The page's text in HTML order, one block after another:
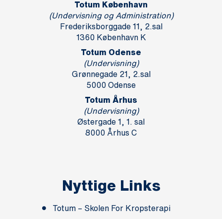
Totum København
(Undervisning og Administration)
Frederiksborggade 11, 2.sal
1360 København K
Totum Odense
(Undervisning)
Grønnegade 21, 2.sal
5000 Odense
Totum Århus
(Undervisning)
Østergade 1, 1. sal
8000 Århus C
Nyttige Links
Totum – Skolen For Kropsterapi